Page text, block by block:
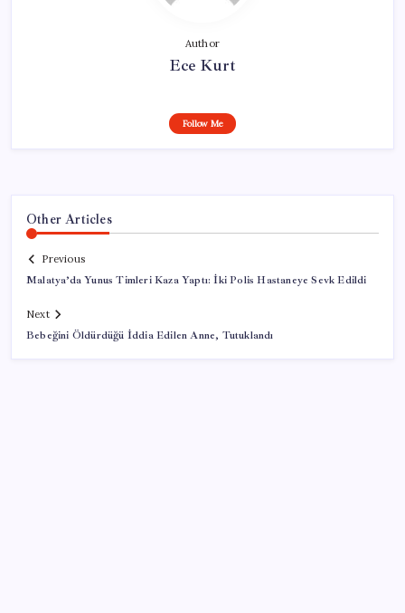
Author
Ece Kurt
Follow Me
Other Articles
Previous
Malatya’da Yunus Timleri Kaza Yaptı: İki Polis Hastaneye Sevk Edildi
Next
Bebeğini Öldürdüğü İddia Edilen Anne, Tutuklandı